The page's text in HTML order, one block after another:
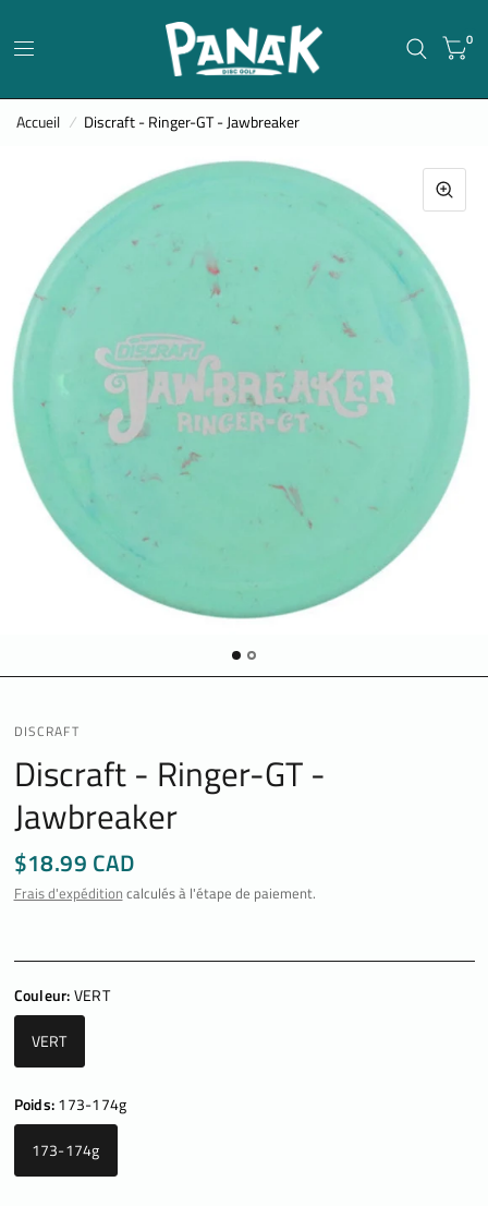
0
Accueil / Discraft - Ringer-GT - Jawbreaker
DISCRAFT
Discraft - Ringer-GT -
Jawbreaker
$18.99 CAD
Frais d'expédition calculés à l'étape de paiement.
Couleur: VERT
VERT
Poids: 173-174g
173-174g